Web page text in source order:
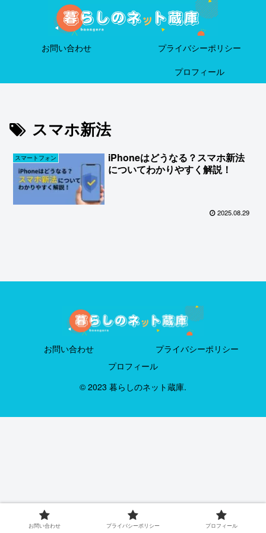
お問い合わせ
プライバシーポリシー
プロフィール
スマホ新法
スマートフォン
iPhoneはどうなる？スマホ新法
についてわかりやすく解説！
2025.08.29
お問い合わせ
プライバシーポリシー
プロフィール
© 2023 暮らしのネット蔵庫.
お問い合わせ プライバシーポリシー プロフィール